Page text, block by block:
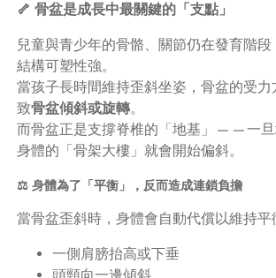
🦴 骨盆是成長中最關鍵的「支點」
兒童與青少年的骨骼、關節仍在發育階段
結構可塑性強。
當孩子長時間維持歪斜坐姿，骨盆的受
致骨盆傾斜或旋轉。
而骨盆正是支撐脊椎的「地基」——一旦
身體的「骨架大樓」就會開始偏斜。
⚖️ 身體為了「平衡」，反而造成連鎖負擔
當骨盆歪斜時，身體會自動代償以維持平
一側肩膀抬高或下垂